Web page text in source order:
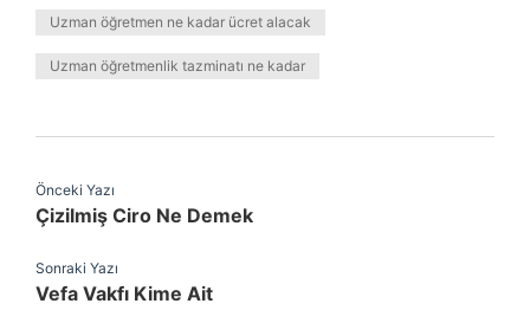
Uzman öğretmen ne kadar ücret alacak
Uzman öğretmenlik tazminatı ne kadar
Önceki Yazı
Çizilmiş Ciro Ne Demek
Sonraki Yazı
Vefa Vakfı Kime Ait